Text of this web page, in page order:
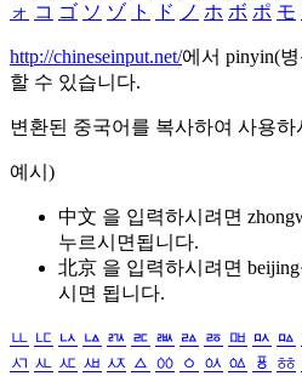
ォ コ ゴ ソ ゾ ト ド ノ ホ ボ ポ モ
http://chineseinput.net/에서 pinyin(
할 수 있습니다.
변환된 중국어를 복사하여 사용하
예시)
中文 을 입력하시려면
누르시면됩니다.
北京 을 입력하시려면 beijing
시면 됩니다.
ㅥ ㅦ ㅧ ㅨ ㅩ ㅪ ㅫ ㅬ ㅭ ㅮ ㅯ ㅰ
ㅺ ㅻ ㅼ ㅽ ㅾ ㅿ ㆀ ㆁ ㆂ ㆃ ㆄ ㆅ